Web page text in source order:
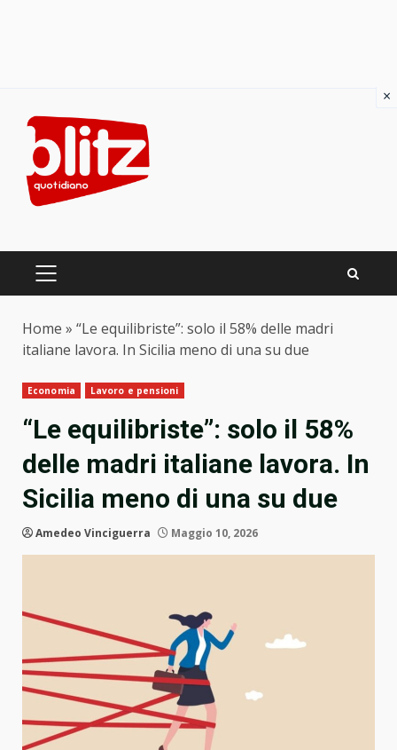
content
PRIMARY
Home » “Le equilibriste”: solo il 58% delle madri
italiane lavora. In Sicilia meno di una su due
Economia Lavoro e pensioni
“Le equilibriste”: solo il 58%
delle madri italiane lavora. In
Sicilia meno di una su due
Amedeo Vinciguerra Maggio 10, 2026
×